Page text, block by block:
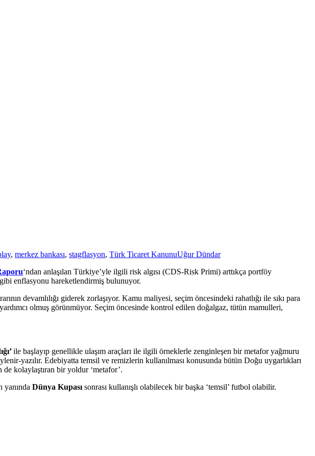
, merkez bankası, stagflasyon, Türk Ticaret KanunuUğur Dündar
‘ndan anlaşılan Türkiye’yle ilgili risk algısı (CDS-Risk Primi) arttıkça portföy
enflasyonu hareketlendirmiş bulunuyor.
devamlılığı giderek zorlaşıyor. Kamu maliyesi, seçim öncesindeki rahatlığı ile sıkı para
olmuş görünmüyor. Seçim öncesinde kontrol edilen doğalgaz, tütün mamulleri,
ile başlayıp genellikle ulaşım araçları ile ilgili örneklerle zenginleşen bir metafor yağmuru
yazılır. Edebiyatta temsil ve remizlerin kullanılması konusunda bütün Doğu uygarlıkları
de kolaylaştıran bir yoldur ‘metafor’.
yanında Dünya Kupası sonrası kullanışlı olabilecek bir başka ‘temsil’ futbol olabilir.